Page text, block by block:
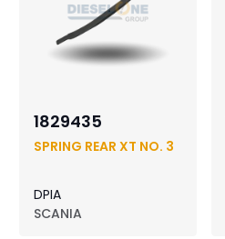
1829435
SPRING REAR XT NO. 3
DPIA
SCANIA